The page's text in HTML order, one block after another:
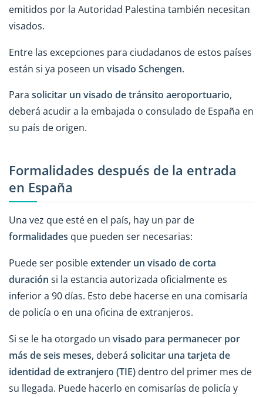
emitidos por la Autoridad Palestina también necesitan
visados.
Entre las excepciones para ciudadanos de estos países
están si ya poseen un visado Schengen.
Para solicitar un visado de tránsito aeroportuario,
deberá acudir a la embajada o consulado de España en
su país de origen.
Formalidades después de la entrada
en España
Una vez que esté en el país, hay un par de
formalidades que pueden ser necesarias:
Puede ser posibleextender un visado de corta
duración si la estancia autorizada oficialmente es
inferior a 90 días. Esto debe hacerse en una comisaría
de policía o en una oficina de extranjeros.
Si se le ha otorgado un visado para permanecer por
más de seis meses, deberá solicitar una tarjeta de
identidad de extranjero (TIE) dentro del primer mes de
su llegada. Puede hacerlo en comisarías de policía y